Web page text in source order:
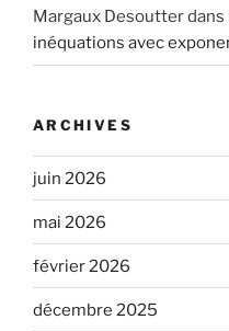
Margaux Desoutterdans
inéquations avec
ARCHIVES
juin 2026
mai 2026
février 2026
décembre 2025